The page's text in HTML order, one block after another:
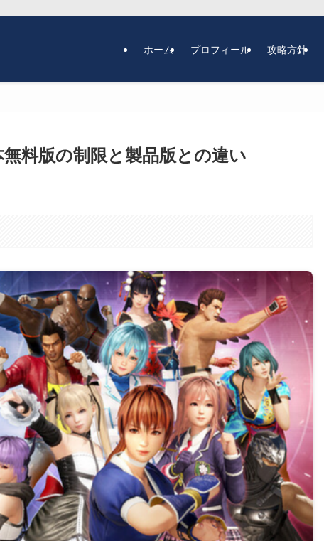
ホーム プロフィール 攻略方針
料版の制限と製品版との違い